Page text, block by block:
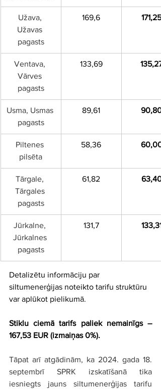
Užava,
Užavas
pagasts
169,6 171,25
Ventava,
Vārves
pagasts
133,69 135,27
Usma, Usmas
pagasts
89,61 90,80
Piltenes
pilsēta
58,36 60,00
Tārgale,
Tārgales
pagasts
61,82 63,40
Jūrkalne,
Jūrkalnes
pagasts
131,7 133,31
Detalizētu informāciju par
siltumenerģijas noteikto tarifu struktūru
var aplūkot pielikumā.
Stiklu ciemā tarifs paliek nemainīgs –
167,53 EUR (izmaiņas 0%).
Tāpat arī atgādinām, ka 2024. gada 18.
septembrī SPRK izskatīšanā tika
iesniegts jauns siltumenerģijas tarifu